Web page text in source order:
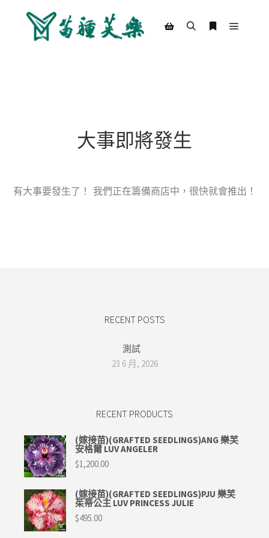
大事即將發生
有大事要發生了！ 我們正在籌備商店中，很快就會推出！
RECENT POSTS
測試
23 6 月, 2026
RECENT PRODUCTS
(嫁接苗)(GRAFTED SEEDLINGS)ANG 樂芙
安格爾 LUV ANGELER
$1,200.00
(嫁接苗)(GRAFTED SEEDLINGS)PJU 樂芙
茱蒂公主 LUV PRINCESS JULIE
$495.00